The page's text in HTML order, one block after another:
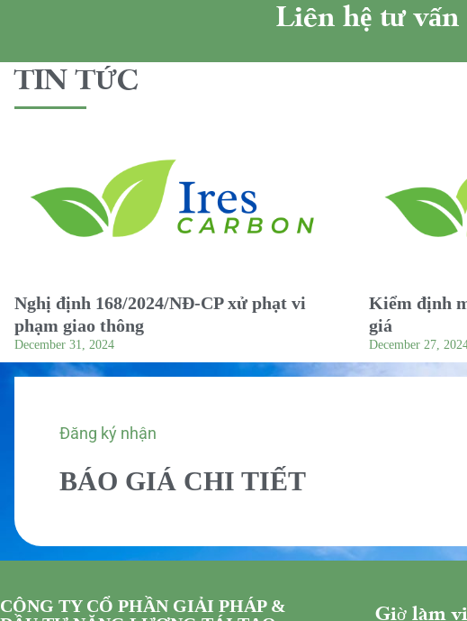
Liên hệ tư vấn
TIN TỨC
Nghị định 168/2024/NĐ-CP xử phạt vi
phạm giao thông
December 31, 2024
Kiểm định
giá
December 27,
Đăng ký nhận
BÁO GIÁ CHI TIẾT
CÔNG TY CỔ PHẦN GIẢI PHÁP &
Giờ làm